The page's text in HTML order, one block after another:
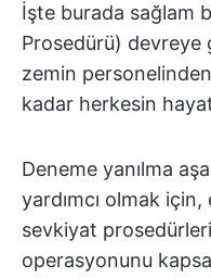
İşte burada sağlam
Prosedürü) devreye
zemin
kadar herkesin
Deneme yanılma
yardımcı olmak
sevkiyat
operasyonunu